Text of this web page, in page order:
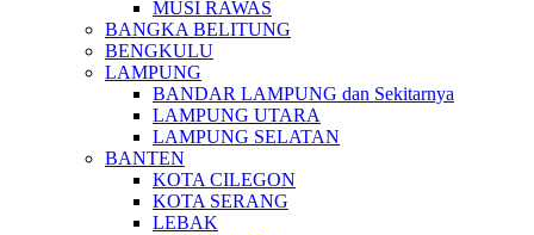
MUSI RAWAS
BANGKA BELITUNG
BENGKULU
LAMPUNG
BANDAR LAMPUNG dan Sekitarnya
LAMPUNG UTARA
LAMPUNG SELATAN
BANTEN
KOTA CILEGON
KOTA SERANG
LEBAK